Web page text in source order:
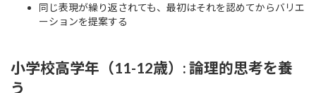
同じ表現が繰り返されても、最初はそれを認めてからバリエ
ーションを提案する
小学校高学年（11-12歳）: 論理的思考を養
う